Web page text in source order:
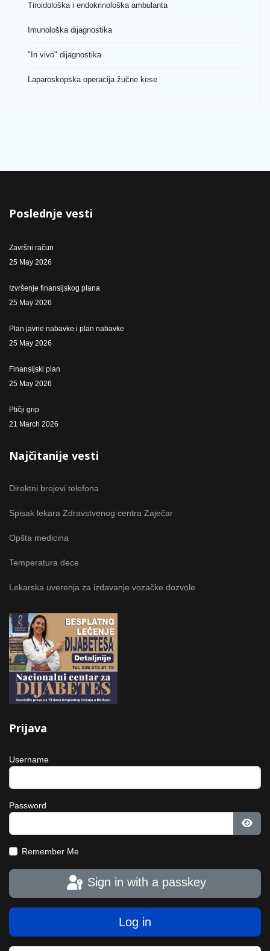
Tiroidološka i endokrinološka ambulanta
Imunološka dijagnostika
"In vivo" dijagnostika
Laparoskopska operacija žučne kese
Poslednje vesti
Završni račun
25 May 2026
Izvršenje finansijskog plana
25 May 2026
Plan javne nabavke i plan nabavke
25 May 2026
Finansijski plan
25 May 2026
Ptičji grip
21 March 2026
Najčitanije vesti
Direktni brojevi telefona
Spisak lekara Zdravstvenog centra Zaječar
Opšta medicina
Temperatura dece
Lekarska uverenja za izdavanje vozačke dozvole
Prijava
Username
Password
Remember Me
Sign in with a passkey
Log in